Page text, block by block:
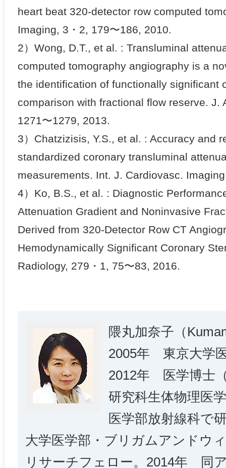
heart beat 320-detector row computed
Imaging, 3・2, 179〜186, 2010.
2）Wong, D.T., et al. : Transluminal
computed tomography angiography is a
the identification of functionally significant
comparison with fractional flow reserve. J.
1271〜1279, 2013.
3）Chatzizisis, Y.S., et al. : Accuracy and
standardized coronary transluminal
measurements. Int. J. Cardiovasc.
4）Ko, B.S., et al. : Diagnostic
Attenuation Gradient and Noninvasive
Derived from 320-Detector Row CT
Hemodynamically Significant Coronary
Radiology, 279・1, 75〜83, 2016.
隈丸加奈子（
2005年 東京大学
2012年 医学博士
研究科生体物理医
医学部放射線科で
大学医学部・ブリガムアンドウ
リサーチフェロー。2014年 同